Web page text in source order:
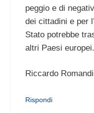
peggio e di
dei cittadini e per
Stato potrebbe
altri Paesi europei.
Riccardo
Rispondi